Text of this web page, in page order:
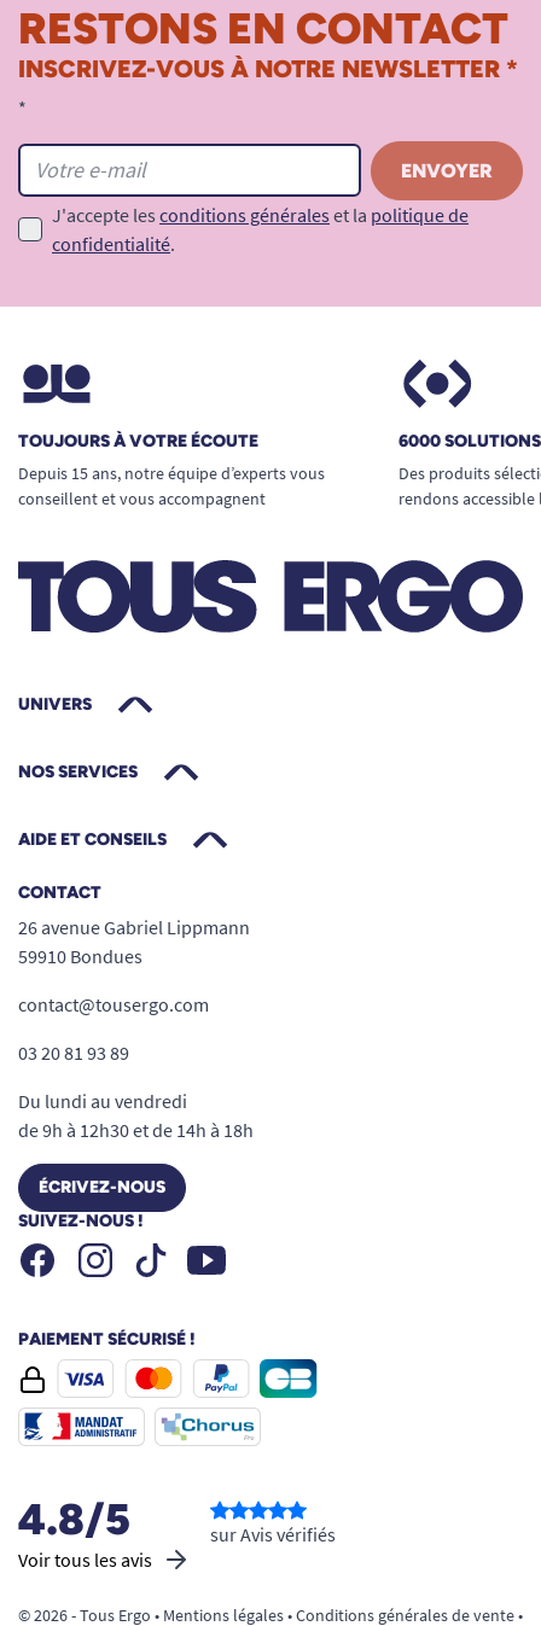
RESTONS EN CONTACT
INSCRIVEZ-VOUS À NOTRE NEWSLETTER *
*
J'accepte les conditions générales et la politique de
confidentialité.
TOUJOURS À VOTRE ÉCOUTE
Depuis 15 ans, notre équipe d’experts vous
conseillent et vous accompagnent
6000
Des produits
rendons
UNIVERS
NOS SERVICES
AIDE ET CONSEILS
CONTACT
26 avenue Gabriel Lippmann
59910 Bondues
contact@tousergo.com
03 20 81 93 89
Du lundi au vendredi
de 9h à 12h30 et de 14h à 18h
ÉCRIVEZ-NOUS
SUIVEZ-NOUS !
FacebookInstagramTiktok Youtube
PAIEMENT SÉCURISÉ !
4.8/5
Voir tous les avis
sur Avis vérifiés
© 2026 - Tous Ergo • Mentions légales•Conditions générales de vente•